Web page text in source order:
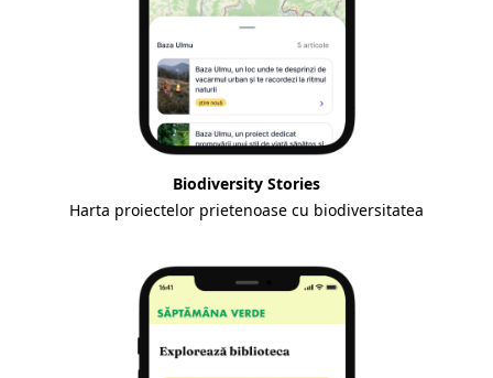
Biodiversity Stories
Harta proiectelor prietenoase cu biodiversitatea